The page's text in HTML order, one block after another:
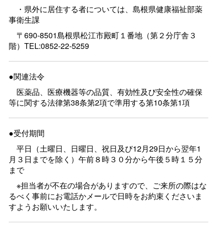
・県外に居住する者については、島根県健康福祉部薬
事衛生課
〒690-8501島根県松江市殿町１番地（第２分庁舎３
階）TEL:0852-22-5259
●関連法令
医薬品、医療機器等の品質、有効性及び安全性の確保
等に関する法律第38条第2項で準用する第10条第1項
●受付期間
平日（土曜日、日曜日、祝日及び12月29日から翌年1
月３日までを除く）午前８時３０分から午後５時１５分
まで
※担当者が不在の場合がありますので、ご来所の際はな
るべく事前にお電話かメールで日時をお約束くださいま
すようお願いいたします。